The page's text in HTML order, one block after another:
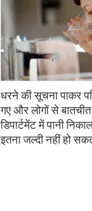
धरने की सूचना पाकर
गए और लोगों से
डिपार्टमेंट में पानी
इतना जल्दी नहीं हो